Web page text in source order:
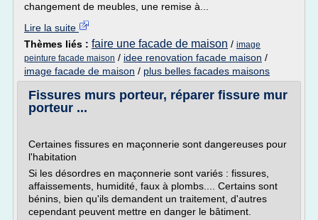
changement de meubles, une remise à...
Lire la suite
Thèmes liés : faire une facade de maison / image
peinture facade maison / idee renovation facade maison /
image facade de maison / plus belles facades maisons
Fissures murs porteur, réparer fissure mur
porteur ...
Certaines fissures en maçonnerie sont dangereuses pour
l'habitation
Si les désordres en maçonnerie sont variés : fissures,
affaissements, humidité, faux à plombs.... Certains sont
bénins, bien qu'ils demandent un traitement, d'autres
cependant peuvent mettre en danger le bâtiment.